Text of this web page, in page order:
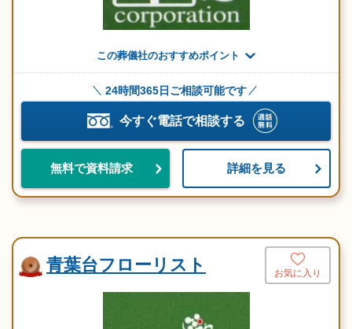
この葬儀社のおすすめポイント
24時間365日ご相談可能です
今すぐ電話で相談する
無料で資料請求 詳細を見る
青葉台フローリスト お気に入り